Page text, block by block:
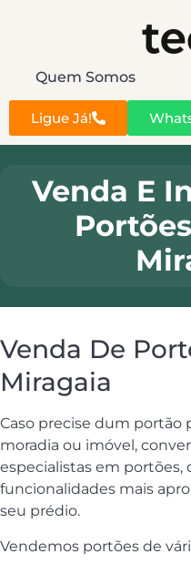
Quem Somos
Ligue Já!
Venda E
Venda De
Miragaia
Caso precise dum portão
moradia ou imóvel,
especialistas em portões,
funcionalidades mais
seu prédio.
Vendemos portões de